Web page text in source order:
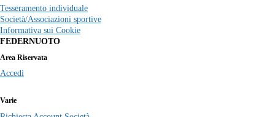
Tesseramento individuale
Società/Associazioni sportive
Informativa sui Cookie
FEDERNUOTO
Area Riservata
Accedi
Varie